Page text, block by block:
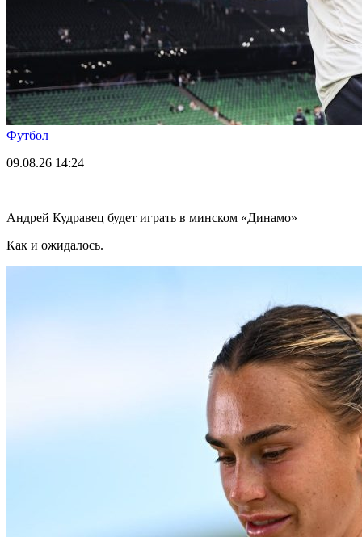
Футбол
09.08.26 14:24
Андрей Кудравец будет играть в минском «Динамо»
Как и ожидалось.